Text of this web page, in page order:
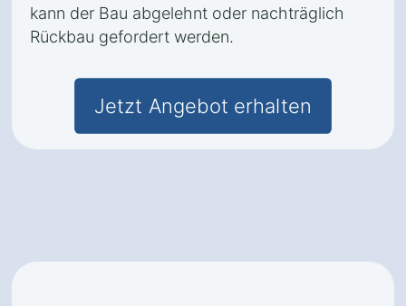
kann der Bau abgelehnt oder nachträglich
Rückbau gefordert werden.
Jetzt Angebot erhalten